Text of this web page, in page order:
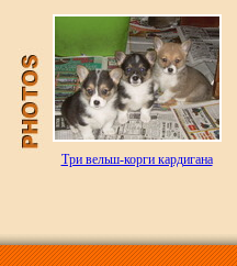
Три вельш-корги кардигана